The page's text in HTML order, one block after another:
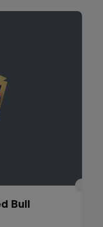
Bull